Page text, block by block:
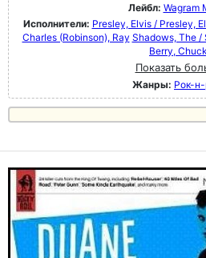
Лейбл: Wagram
Исполнители: Presley, Elvis / Presley,
Charles (Robinson), Ray Shadows, The /
Berry, Chuck
Показать
Жанры: Рок-